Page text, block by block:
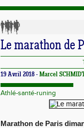
Le marathon de
19 Avril 2018 - Marcel
Athlé-santé-runing
Marathon de Paris